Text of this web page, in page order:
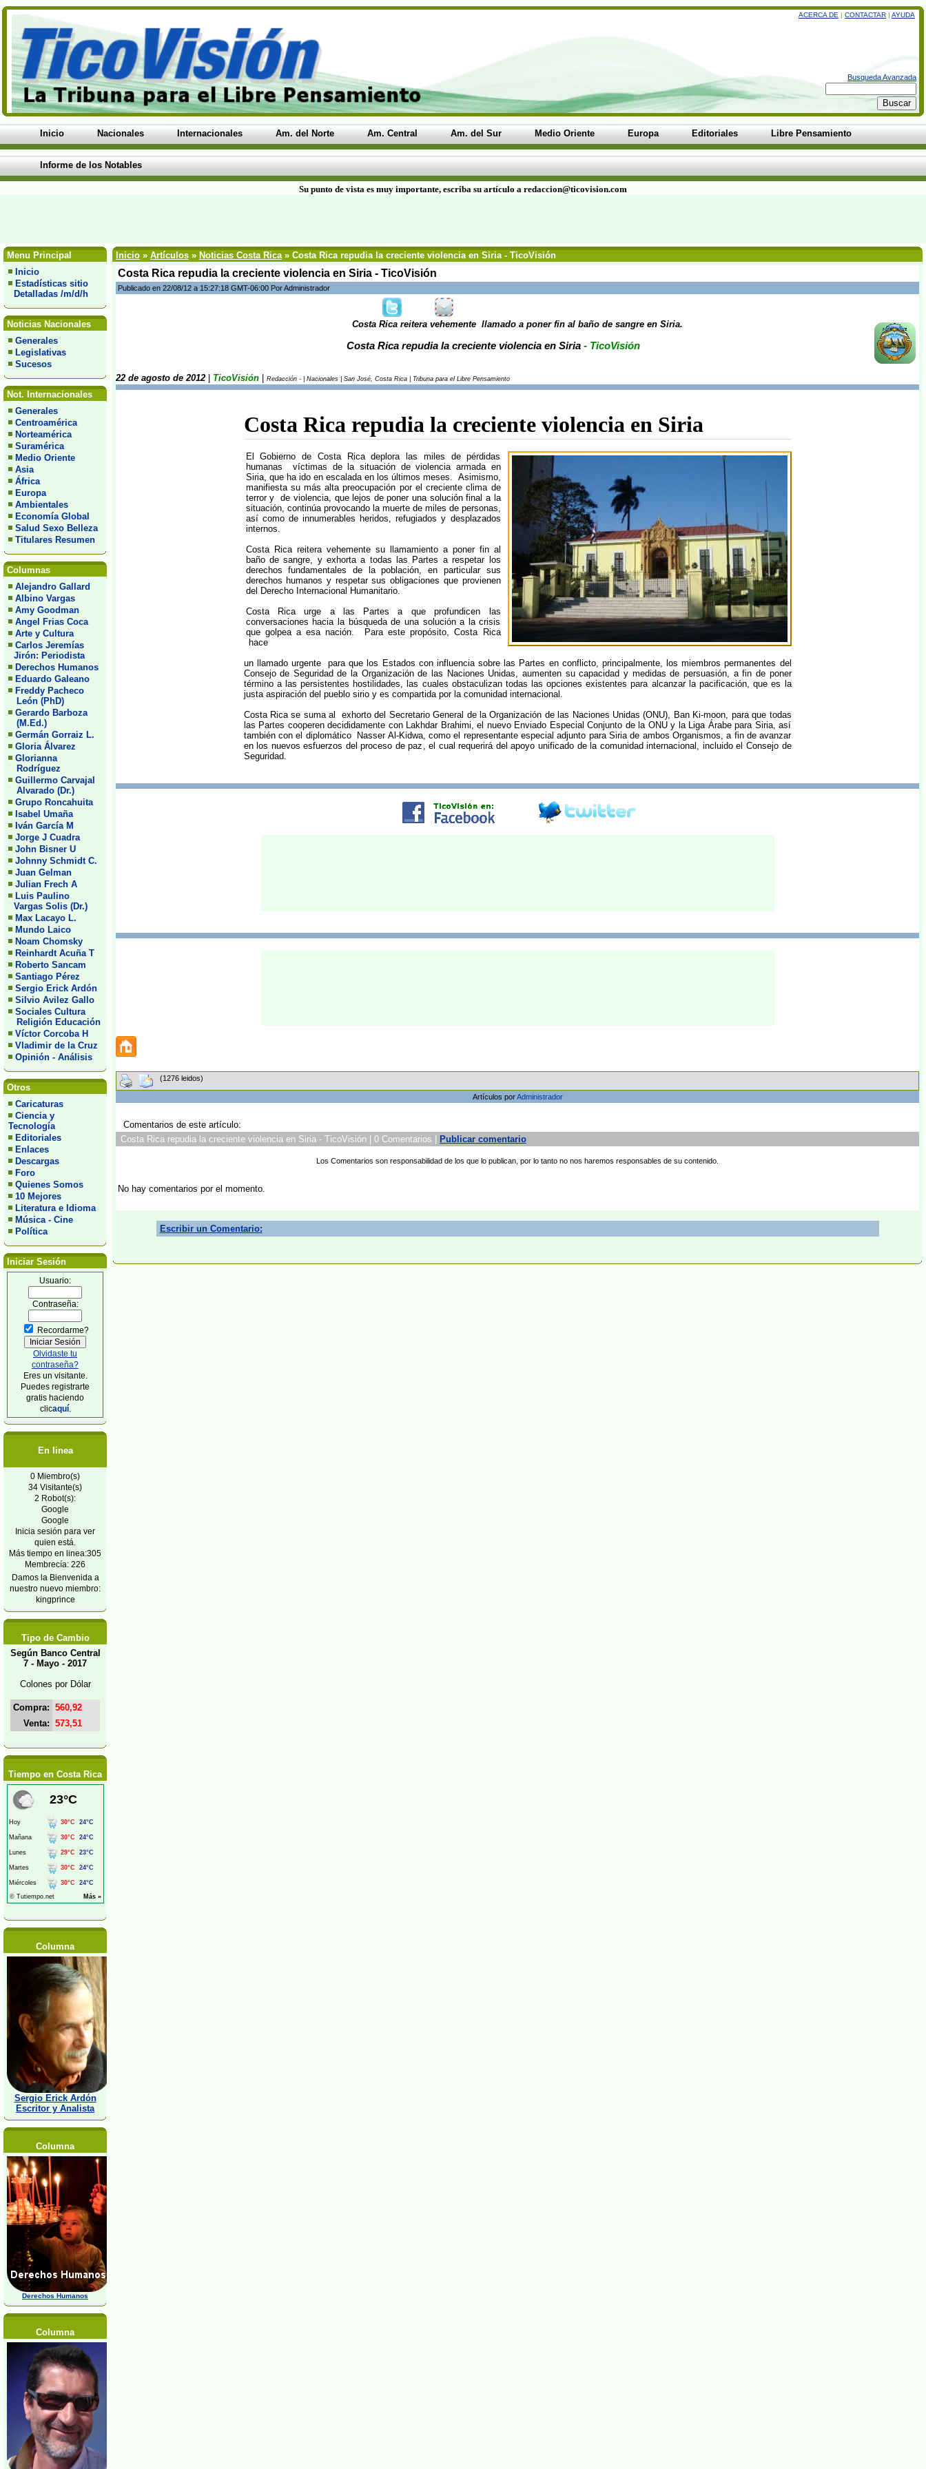
ACERCA DE | CONTACTAR | AYUDA
Busqueda Avanzada
Inicio Nacionales Internacionales Am. del Norte Am. Central Am. del Sur Medio Oriente Europa Editoriales Libre Pensamiento
Informe de los Notables
Su punto de vista es muy importante, escriba su artículo a redaccion@ticovision.com
Menu Principal
Inicio
Estadísticas sitio
Detalladas /m/d/h
Noticias Nacionales
Generales
Legislativas
Sucesos
Not. Internacionales
Generales
Centroamérica
Norteamérica
Suramérica
Medio Oriente
Asia
África
Europa
Ambientales
Economía Global
Salud Sexo Belleza
Titulares Resumen
Columnas
Alejandro Gallard
Albino Vargas
Amy Goodman
Angel Frias Coca
Arte y Cultura
Carlos Jeremías
Jirón: Periodista
Derechos Humanos
Eduardo Galeano
Freddy Pacheco
León (PhD)
Gerardo Barboza
(M.Ed.)
Germán Gorraiz L.
Gloria Álvarez
Glorianna
Rodríguez
Guillermo Carvajal
Alvarado (Dr.)
Grupo Roncahuita
Isabel Umaña
Iván García M
Jorge J Cuadra
John Bisner U
Johnny Schmidt C.
Juan Gelman
Julian Frech A
Luis Paulino
Vargas Solis (Dr.)
Max Lacayo L.
Mundo Laico
Noam Chomsky
Reinhardt Acuña T
Roberto Sancam
Santiago Pérez
Sergio Erick Ardón
Silvio Avilez Gallo
Sociales Cultura
Religión Educación
Víctor Corcoba H
Vladimir de la Cruz
Opinión - Análisis
Otros
Caricaturas
Ciencia y
Tecnología
Editoriales
Enlaces
Descargas
Foro
Quienes Somos
10 Mejores
Literatura e Idioma
Música - Cine
Política
Iniciar Sesión
Usuario:
Contraseña:
Recordarme?
Olvidaste tu
contraseña?
Eres un visitante.
Puedes registrarte
gratis haciendo
clicaquí.
En linea
0 Miembro(s)
34 Visitante(s)
2 Robot(s):
Google
Google
Inicia sesión para ver
quien está.
Más tiempo en linea:305
Membrecía: 226
Damos la Bienvenida a
nuestro nuevo miembro:
kingprince
Tipo de Cambio
Según Banco Central
7 - Mayo - 2017
Colones por Dólar
Compra: 560,92
Venta: 573,51
Tiempo en Costa Rica
Columna
Sergio Erick Ardón
Escritor y Analista
Columna
Derechos Humanos
Columna
Inicio » Artículos » Noticias Costa Rica» Costa Rica repudia la creciente violencia en Siria - TicoVisión
Costa Rica repudia la creciente violencia en Siria - TicoVisión
Publicado en 22/08/12 a 15:27:18 GMT-06:00 Por Administrador
Costa Rica reitera vehemente llamado a poner fin al baño de sangre en Siria.
Costa Rica repudia la creciente violencia en Siria - TicoVisión
22 de agosto de 2012 TicoVisión Redacción - | Nacionales | San José, Costa Rica | Tribuna para el Libre Pensamiento
Costa Rica repudia la creciente violencia en Siria
El Gobierno de Costa Rica deplora las miles de pérdidas
humanas víctimas de la situación de violencia armada en
Siria, que ha ido en escalada en los últimos meses. Asimismo,
manifiesta su más alta preocupación por el creciente clima de
terror y de violencia, que lejos de poner una solución final a la
situación, continúa provocando la muerte de miles de personas,
así como de innumerables heridos, refugiados y desplazados
internos.
Costa Rica reitera vehemente su llamamiento a poner fin al
baño de sangre, y exhorta a todas las Partes a respetar los
derechos fundamentales de la población, en particular sus
derechos humanos y respetar sus obligaciones que provienen
del Derecho Internacional Humanitario.
Costa Rica urge a las Partes a que profundicen las
conversaciones hacia la búsqueda de una solución a la crisis
que golpea a esa nación. Para este propósito, Costa Rica
hace
un llamado urgente para que los Estados con influencia sobre las Partes en conflicto, principalmente, los miembros permanentes del
Consejo de Seguridad de la Organización de las Naciones Unidas, aumenten su capacidad y medidas de persuasión, a fin de poner
término a las persistentes hostilidades, las cuales obstaculizan todas las opciones existentes para alcanzar la pacificación, que es la
justa aspiración del pueblo sirio y es compartida por la comunidad internacional.
Costa Rica se suma al exhorto del Secretario General de la Organización de las Naciones Unidas (ONU), Ban Ki-moon, para que todas
las Partes cooperen decididamente con Lakhdar Brahimi, el nuevo Enviado Especial Conjunto de la ONU y la Liga Árabe para Siria, así
también con el diplomático Nasser Al-Kidwa, como el representante especial adjunto para Siria de ambos Organismos, a fin de avanzar
en los nuevos esfuerzos del proceso de paz, el cual requerirá del apoyo unificado de la comunidad internacional, incluido el Consejo de
Seguridad.
(1276 leidos)
Artículos porAdministrador
Comentarios de este artículo:
Costa Rica repudia la creciente violencia en Siria - TicoVisión | 0 Comentarios |
Publicar comentario
Los Comentarios son responsabilidad de los que lo publican, por lo tanto no nos haremos responsables de su contenido.
No hay comentarios por el momento.
Escribir un Comentario: